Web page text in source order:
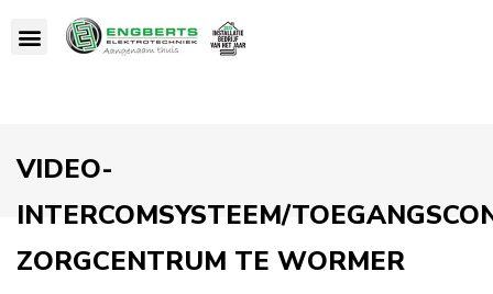
VIDEO-
INTERCOMSYSTEEM/
ZORGCENTRUM TE WORMER